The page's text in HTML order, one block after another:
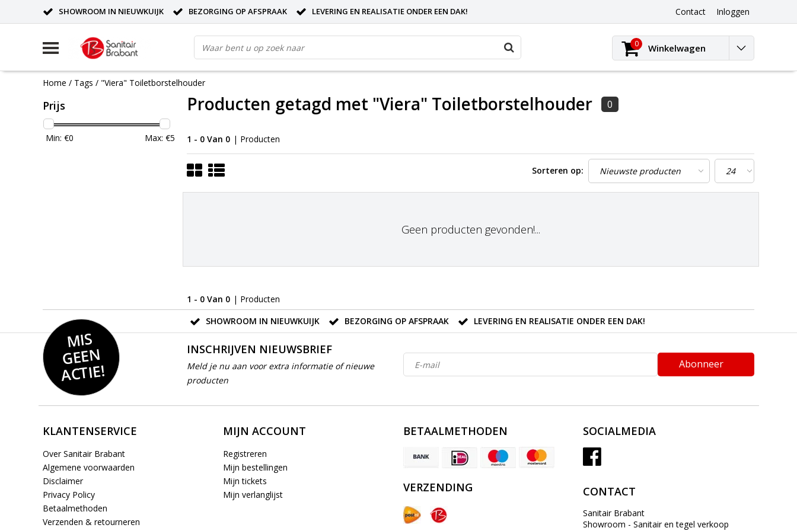
SHOWROOM IN NIEUWKUIJK BEZORGING OP AFSPRAAK LEVERING EN REALISATIE ONDER EEN DAK! Contact Inloggen
0 Winkelwagen
Home / Tags / "Viera" Toiletborstelhouder
Prijs
Min: €0 Max: €5
Producten getagd met "Viera" Toiletborstelhouder 0
1 - 0 Van 0 | Producten
Sorteren op:
Geen producten gevonden!...
1 - 0 Van 0 | Producten
SHOWROOM IN NIEUWKUIJK
BEZORGING OP AFSPRAAK LEVERING EN REALISATIE ONDER EEN DAK!
MIS
GEE
N
ACTIE!
INSCHRIJVEN NIEUWSBRIEF
Meld je nu aan voor extra informatie of nieuwe
producten
Abonneer
KLANTENSERVICE
Over Sanitair Brabant
Algemene voorwaarden
Disclaimer
Privacy Policy
Betaalmethoden
Verzenden & retourneren
MIJN ACCOUNT
Registreren
Mijn bestellingen
Mijn tickets
Mijn verlanglijst
BETAALMETHODEN
VERZENDING
SOCIALMEDIA
CONTACT
Sanitair Brabant
Showroom - Sanitair en tegel verkoop